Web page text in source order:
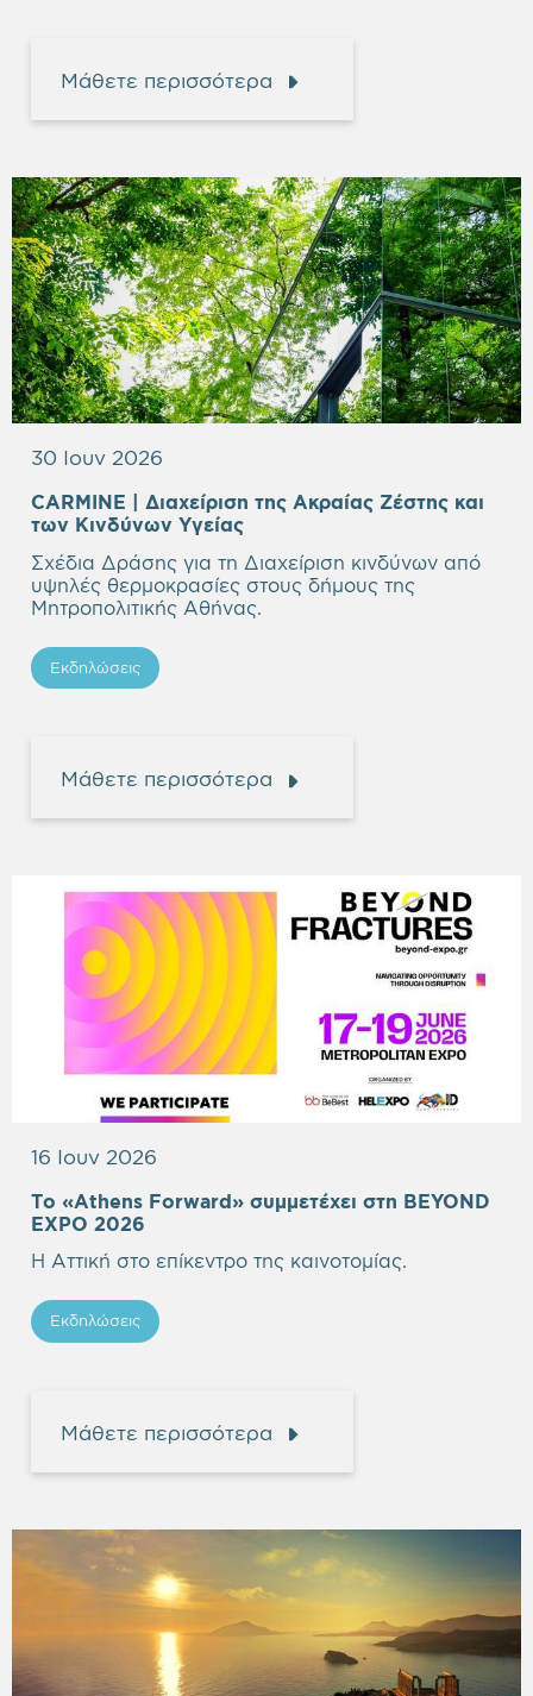
Μάθετε περισσότερα
30 Ιουν 2026
CARMINE | Διαχείριση της Aκραίας Ζέστης και
των Κινδύνων Υγείας
Σχέδια Δράσης για τη Διαχείριση κινδύνων από
υψηλές θερμοκρασίες στους δήμους της
Μητροπολιτικής Αθήνας.
Εκδηλώσεις
Μάθετε περισσότερα
16 Ιουν 2026
Το «Athens Forward» συμμετέχει στη BEYOND
EXPO 2026
Η Αττική στο επίκεντρο της καινοτομίας.
Εκδηλώσεις
Μάθετε περισσότερα